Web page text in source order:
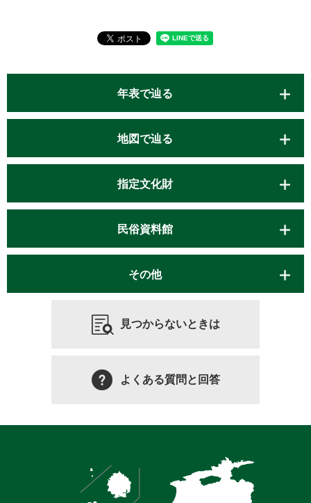
年表で辿る
地図で辿る
指定文化財
民俗資料館
その他
見つからないときは
よくある質問と回答